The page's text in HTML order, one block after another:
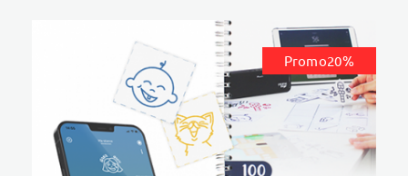
Promo20%